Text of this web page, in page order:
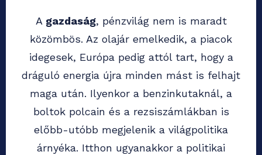
A gazdaság, pénzvilág nem is maradt
közömbös. Az olajár emelkedik, a piacok
idegesek, Európa pedig attól tart, hogy a
dráguló energia újra minden mást is felhajt
maga után. Ilyenkor a benzinkutaknál, a
boltok polcain és a rezsiszámlákban is
előbb-utóbb megjelenik a világpolitika
árnyéka. Itthon ugyanakkor a politikai